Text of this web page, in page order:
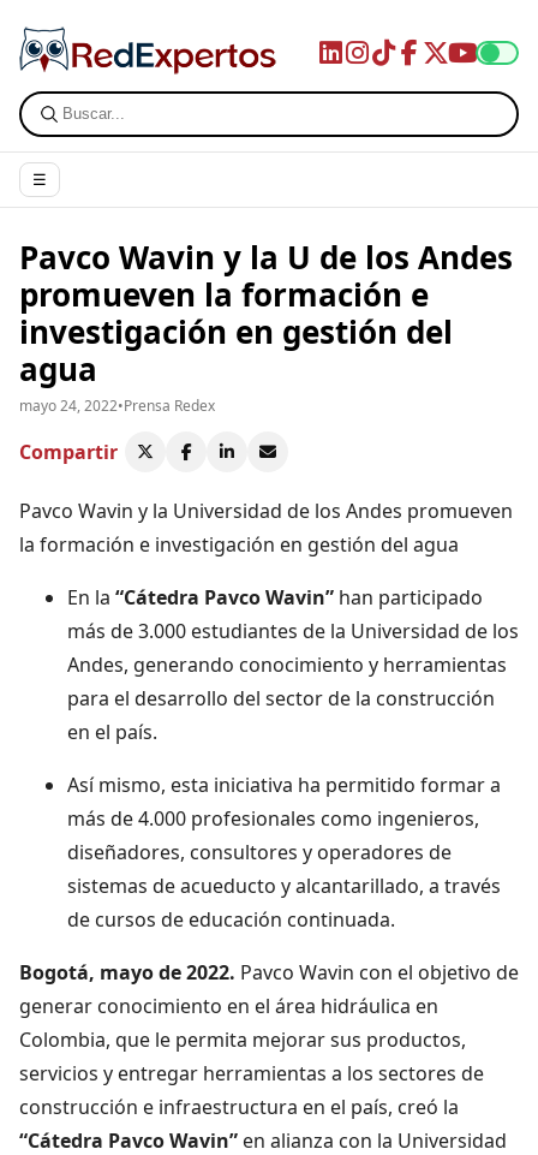
☰
Pavco Wavin y la U de los Andes
promueven la formación e
investigación en gestión del
agua
mayo 24, 2022•Prensa Redex
Compartir
Pavco Wavin y la Universidad de los Andes promueven
la formación e investigación en gestión del agua
En la “Cátedra Pavco Wavin” han participado
más de 3.000 estudiantes de la Universidad de los
Andes, generando conocimiento y herramientas
para el desarrollo del sector de la construcción
en el país.
Así mismo, esta iniciativa ha permitido formar a
más de 4.000 profesionales como ingenieros,
diseñadores, consultores y operadores de
sistemas de acueducto y alcantarillado, a través
de cursos de educación continuada.
Bogotá, mayo de 2022. Pavco Wavin con el objetivo de
generar conocimiento en el área hidráulica en
Colombia, que le permita mejorar sus productos,
servicios y entregar herramientas a los sectores de
construcción e infraestructura en el país, creó la
“Cátedra Pavco Wavin” en alianza con la Universidad